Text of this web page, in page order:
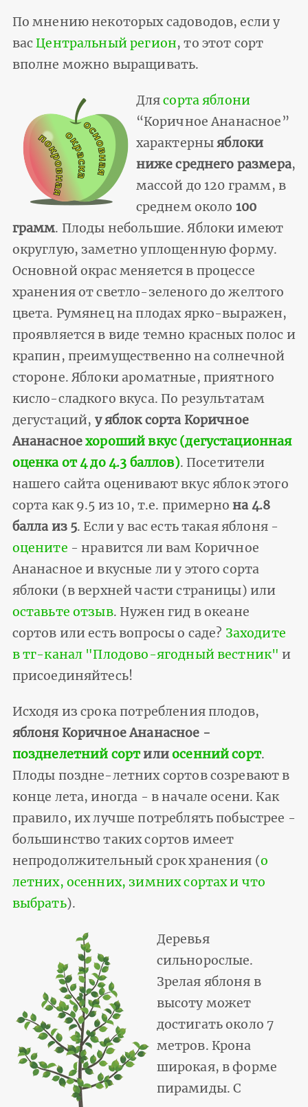
По мнению некоторых садоводов, если у
васЦентральный регион, то этот сорт
вполне можно выращивать.
Длясорта яблони
“Коричное Ананасное”
характерныяблоки
ниже среднего размера,
массой до 120 грамм, в
среднем около 100
грамм. Плоды небольшие. Яблоки имеют
округлую, заметно уплощенную форму.
Основной окрас меняется в процессе
хранения от светло-зеленого до желтого
цвета. Румянец на плодах ярко-выражен,
проявляется в виде темно красных полос и
крапин, преимущественно на солнечной
стороне. Яблоки ароматные, приятного
кисло-сладкого вкуса. По результатам
дегустаций, у яблок сорта Коричное
Ананасноехороший вкус (дегустационная
оценка от 4 до 4.3 баллов). Посетители
нашего сайта оценивают вкус яблок этого
сорта как 9.5 из 10, т.е. примерно на 4.8
балла из 5. Если у вас есть такая яблоня -
оцените - нравится ли вам Коричное
Ананасное и вкусные ли у этого сорта
яблоки (в верхней части страницы) или
оставьте отзыв. Нужен гид в океане
сортов или есть вопросы о саде? Заходите
в тг-канал "Плодово-ягодный вестник" и
присоединяйтесь!
Исходя из срока потребления плодов,
яблоня Коричное Ананасное -
позднелетний сортилиосенний сорт.
Плоды поздне-летних сортов созревают в
конце лета, иногда - в начале осени. Как
правило, их лучше потреблять побыстрее -
большинство таких сортов имеет
непродолжительный срок хранения (о
летних, осенних, зимних сортах и что
выбрать).
Деревья
сильнорослые.
Зрелая яблоня в
высоту может
достигать около 7
метров. Крона
широкая, в форме
пирамиды. С